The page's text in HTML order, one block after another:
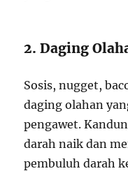
2. Daging
Sosis, nugget,
daging olahan
pengawet.
darah naik dan
pembuluh darah